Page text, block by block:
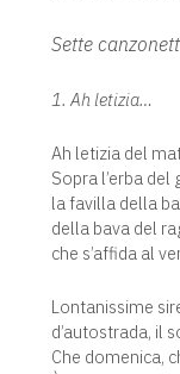
Sette
1. Ah letizia…
Ah letizia del
Sopra l’erba del
la favilla della
della bava del
che s’affida al
Lontanissime
d’autostrada, il
Che domenica,